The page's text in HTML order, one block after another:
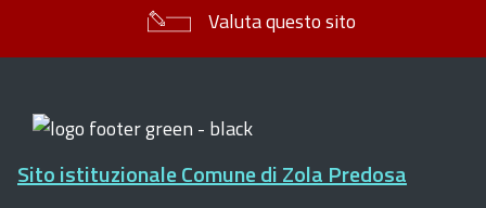
Valuta questo sito
Sito istituzionale Comune di Zola Predosa